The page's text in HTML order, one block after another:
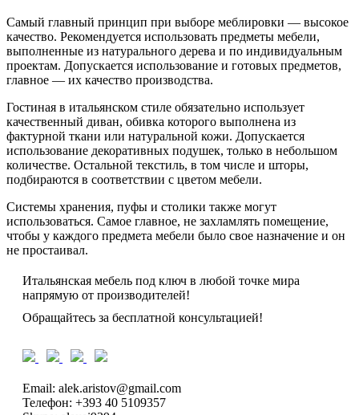
Самый главный принцип при выборе меблировки — высокое
качество. Рекомендуется использовать предметы мебели,
выполненные из натурального дерева и по индивидуальным
проектам. Допускается использование и готовых предметов,
главное — их качество производства.
Гостиная в итальянском стиле обязательно использует
качественный диван, обивка которого выполнена из
фактурной ткани или натуральной кожи. Допускается
использование декоративных подушек, только в небольшом
количестве. Остальной текстиль, в том числе и шторы,
подбираются в соответствии с цветом мебели.
Системы хранения, пуфы и столики также могут
использоваться. Самое главное, не захламлять помещение,
чтобы у каждого предмета мебели было свое назначение и он
не простаивал.
Итальянская мебель под ключ в любой точке мира
напрямую от производителей!
Обращайтесь за бесплатной консультацией!
Email: alek.aristov@gmail.com
Телефон: +393 40 5109357